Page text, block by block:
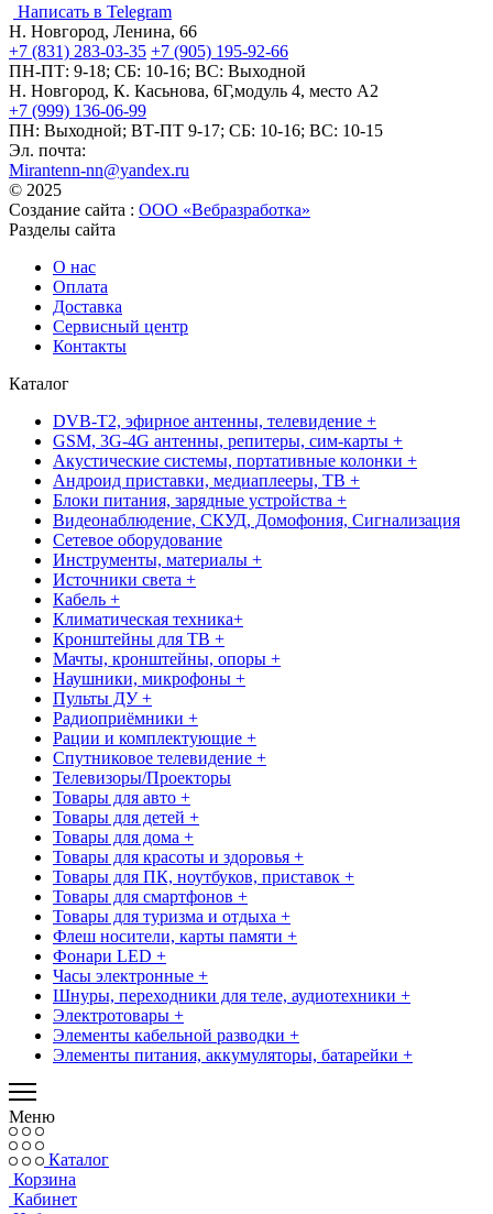
Написать в Telegram
Н. Новгород, Ленина, 66
+7 (831) 283-03-35 +7 (905) 195-92-66
ПН-ПТ: 9-18; СБ: 10-16; ВС: Выходной
Н. Новгород, К. Касьнова, 6Г,модуль 4, место А2
+7 (999) 136-06-99
ПН: Выходной; ВТ-ПТ 9-17; СБ: 10-16; ВС: 10-15
Эл. почта:
Mirantenn-nn@yandex.ru
© 2025
Создание сайта : ООО «Вебразработка»
Разделы сайта
О нас
Оплата
Доставка
Сервисный центр
Контакты
Каталог
DVB-T2, эфирное антенны, телевидение +
GSM, 3G-4G антенны, репитеры, сим-карты +
Акустические системы, портативные колонки +
Андроид приставки, медиаплееры, ТВ +
Блоки питания, зарядные устройства +
Видеонаблюдение, СКУД, Домофония, Сигнализация
Сетевое оборудование
Инструменты, материалы +
Источники света +
Кабель +
Климатическая техника+
Кронштейны для ТВ +
Мачты, кронштейны, опоры +
Наушники, микрофоны +
Пульты ДУ +
Радиоприёмники +
Рации и комплектующие +
Спутниковое телевидение +
Телевизоры/Проекторы
Товары для авто +
Товары для детей +
Товары для дома +
Товары для красоты и здоровья +
Товары для ПК, ноутбуков, приставок +
Товары для смартфонов +
Товары для туризма и отдыха +
Флеш носители, карты памяти +
Фонари LED +
Часы электронные +
Шнуры, переходники для теле, аудиотехники +
Электротовары +
Элементы кабельной разводки +
Элементы питания, аккумуляторы, батарейки +
Меню
Каталог
Корзина
Кабинет